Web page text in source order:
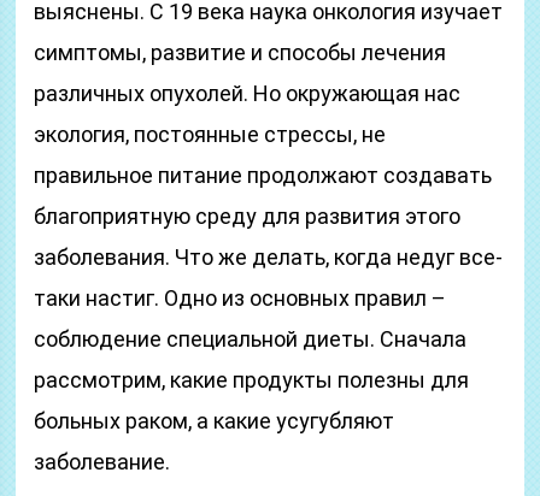
выяснены. С 19 века наука онкология изучает
симптомы, развитие и способы лечения
различных опухолей. Но окружающая нас
экология, постоянные стрессы, не
правильное питание продолжают создавать
благоприятную среду для развития этого
заболевания. Что же делать, когда недуг все-
таки настиг. Одно из основных правил –
соблюдение специальной диеты. Сначала
рассмотрим, какие продукты полезны для
больных раком, а какие усугубляют
заболевание.